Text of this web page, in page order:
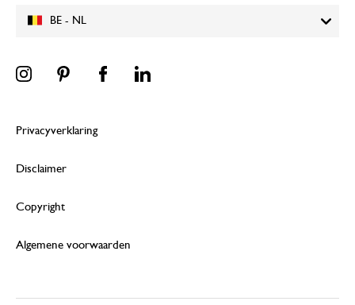
BE - NL
Privacyverklaring
Disclaimer
Copyright
Algemene voorwaarden